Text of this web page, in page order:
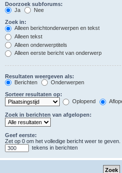
Doorzoek subforums:
Ja
Nee
Zoek in:
Alleen berichtonderwerpen en tekst
Alleen tekst
Alleen onderwerptitels
Alleen eerste bericht van onderwerp
Resultaten weergeven als:
Berichten
Onderwerpen
Sorteer resultaten op:
Oplopend
Zoek in berichten van afgelopen:
Geef eerste:
Zet op 0 om het volledige bericht weer te geven.
tekens in berichten